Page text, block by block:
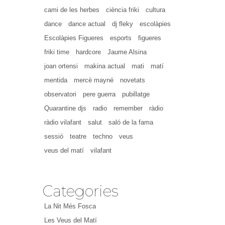
cami de les herbes
ciència friki
cultura
dance
dance actual dj fleky
escolàpies
Escolàpies Figueres
esports
figueres
friki time
hardcore
Jaume Alsina
joan ortensi
makina actual mati
matí
mentida
mercè mayné
novetats
observatori
pere guerra
pubillatge
Quarantine djs
radio remember
ràdio
ràdio vilafant
salut
saló de la fama
sessió
teatre techno
veus
veus del matí
vilafant
Categories
La Nit Més Fosca
Les Veus del Matí